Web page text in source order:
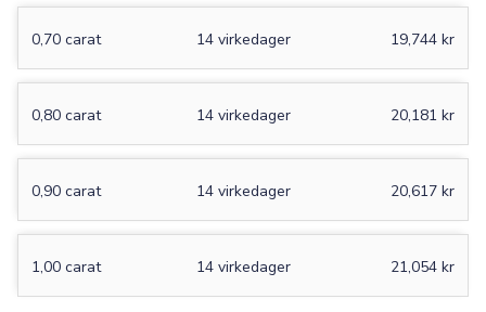
0,70 carat 19,744 kr
14 virkedager
0,80 carat 20,181 kr
14 virkedager
0,90 carat 20,617 kr
14 virkedager
1,00 carat 21,054 kr
14 virkedager